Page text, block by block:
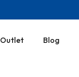
Outlet Blog